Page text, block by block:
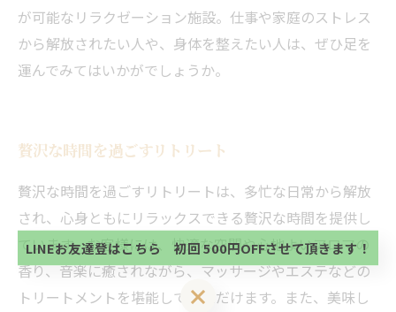
が可能なリラクゼーション施設。仕事や家庭のストレス
から解放されたい人や、身体を整えたい人は、ぜひ足を
運んでみてはいかがでしょうか。
贅沢な時間を過ごすリトリート
贅沢な時間を過ごすリトリートは、多忙な日常から解放
され、心身ともにリラックスできる贅沢な時間を提供し
ています。お客様には、快適な空間や心地よいアロマの
香り、音楽に癒されながら、マッサージやエステなどの
トリートメントを堪能していただけます。また、美味し
当サロンの公式LINE@にお友達登録頂いたお客様は
初回 500円OFFさせて頂きます。 既に 追加済の
方、不必要な方 お手数ですが、✖印でお閉じ下さ
い。
LINEお友達登はこちら 初回 500円OFFさせて頂きます！
当サロンの公式LINE@にお友達登録頂いたお客様は
初回 500円OFFさせて頂きます。 既に 追加済の
方、不必要な方 お手数ですが、✖印でお閉じ下さ
い。
LINEお友達登はこちら 初回 500円OFFさせて頂きます！